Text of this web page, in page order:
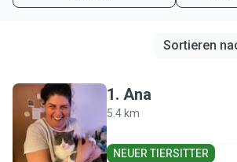
Sortieren
A
1. Ana
5.4 km
NEUER TIERSITTER